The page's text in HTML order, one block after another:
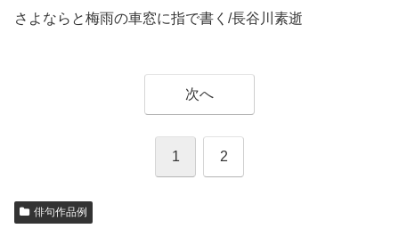
さよならと梅雨の車窓に指で書く/長谷川素逝
次へ
1 2
俳句作品例